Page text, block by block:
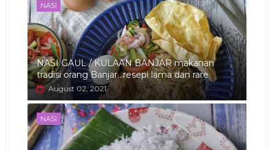
NASI
NASI GAUL / KULAAN BANJAR makanan
tradisi orang Banjar...resepi lama dan rare
August 02, 2021
NASI